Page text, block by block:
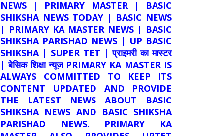
NEWS | PRIMARY MASTER | BASIC
SHIKSHA NEWS TODAY | BASIC NEWS
| PRIMARY KA MASTER NEWS | BASIC
SHIKSHA PARISHAD NEWS | UP BASIC
SHIKSHA | SUPER TET | प्राइमरी का मास्टर
| बेसिक शिक्षा न्यूज PRIMARY KA MASTER IS
ALWAYS COMMITTED TO KEEP ITS
CONTENT UPDATED AND PROVIDE
THE LATEST NEWS ABOUT BASIC
SHIKSHA NEWS AND BASIC SHIKSHA
PARISHAD NEWS. PRIMARY KA